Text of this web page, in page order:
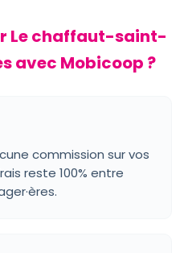
Le chaffaut-saint-
avec Mobicoop ?
commission sur vos
reste 100% entre